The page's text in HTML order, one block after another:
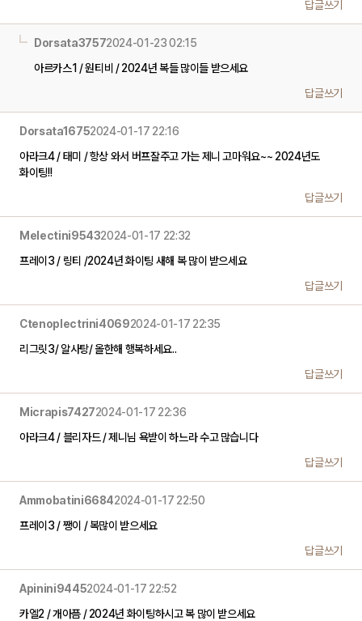
답글쓰기
Dorsata37572024-01-23 02:15
아르카스1 / 원티비 / 2024년 복들 많이들 받으세요
답글쓰기
Dorsata16752024-01-17 22:16
아라크4 / 태미 / 항상 와서 버프잘주고 가는 제니 고마워요~~ 2024년도
화이팅!!
답글쓰기
Melectini95432024-01-17 22:32
프레이3 / 링티 /2024년 화이팅 새해 복 많이 받으세요
답글쓰기
Ctenoplectrini40692024-01-17 22:35
리그릿3/ 알사탕/ 올한해 행복하세요..
답글쓰기
Micrapis74272024-01-17 22:36
아라크4 / 블리자드 / 제니님 욕받이 하느라 수고 많습니다
답글쓰기
Ammobatini66842024-01-17 22:50
프레이3 / 쨍이 / 복많이 받으세요
답글쓰기
Apinini94452024-01-17 22:52
카엘2 / 개아픔 / 2024년 화이팅하시고 복 많이 받으세요